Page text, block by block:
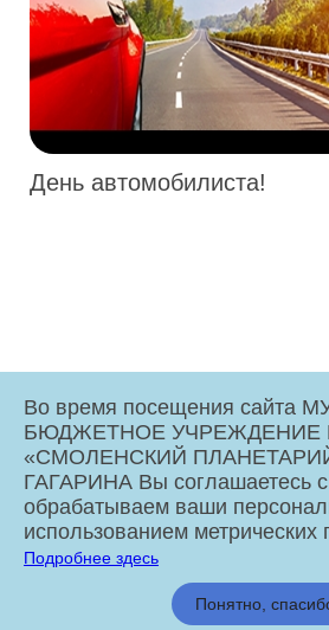
День автомобилиста!
МБУК «Смоленский Планетарий»
Администрация города
Во время посещения сайта
БЮДЖЕТНОЕ УЧРЕЖДЕНИЕ
«СМОЛЕНСКИЙ
ГАГАРИНА Вы соглашаетесь
обрабатываем ваши
использованием метрических
Подробнее здесь
Понятно,